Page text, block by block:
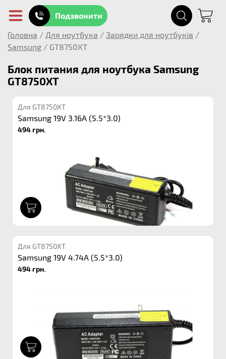
Подзвонити
Головна / Для ноутбука / Зарядки для ноутбуків /
Samsung / GT8750XT
Блок питания для ноутбука Samsung
GT8750XT
Для GT8750XT
Samsung 19V 3.16A (5.5*3.0)
494 грн.
Для GT8750XT
Samsung 19V 4.74A (5.5*3.0)
494 грн.